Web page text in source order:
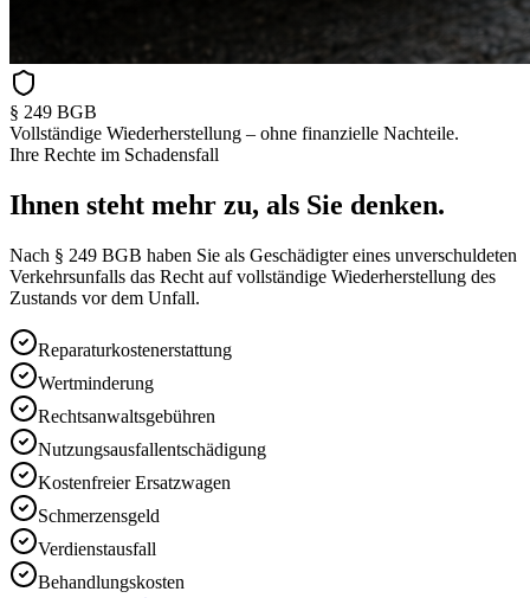
§ 249 BGB
Vollständige Wiederherstellung – ohne finanzielle Nachteile.
Ihre Rechte im Schadensfall
Ihnen steht mehr zu, als Sie denken.
Nach § 249 BGB haben Sie als Geschädigter eines unverschuldeten
Verkehrsunfalls das Recht auf vollständige Wiederherstellung des
Zustands vor dem Unfall.
Reparaturkostenerstattung
Wertminderung
Rechtsanwaltsgebühren
Nutzungsausfallentschädigung
Kostenfreier Ersatzwagen
Schmerzensgeld
Verdienstausfall
Behandlungskosten